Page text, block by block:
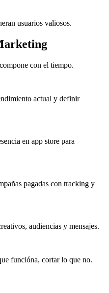
usuarios valiosos.
con el tiempo.
actual y definir
en app store para
pagadas con tracking y
audiencias y mensajes.
funcióna, cortar lo que no.